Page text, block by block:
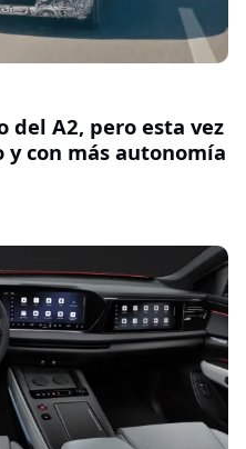
del A2, pero esta vez
con más autonomía